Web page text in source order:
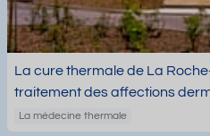
La cure thermale de La
traitement des affections
La médecine thermale